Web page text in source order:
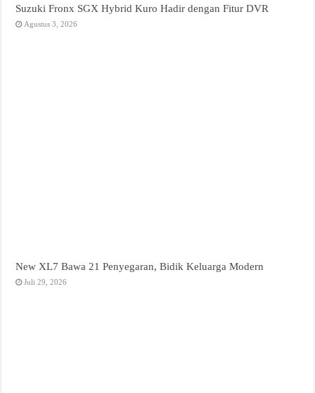
Suzuki Fronx SGX Hybrid Kuro Hadir dengan Fitur DVR
Agustus 3, 2026
New XL7 Bawa 21 Penyegaran, Bidik Keluarga Modern
Juli 29, 2026